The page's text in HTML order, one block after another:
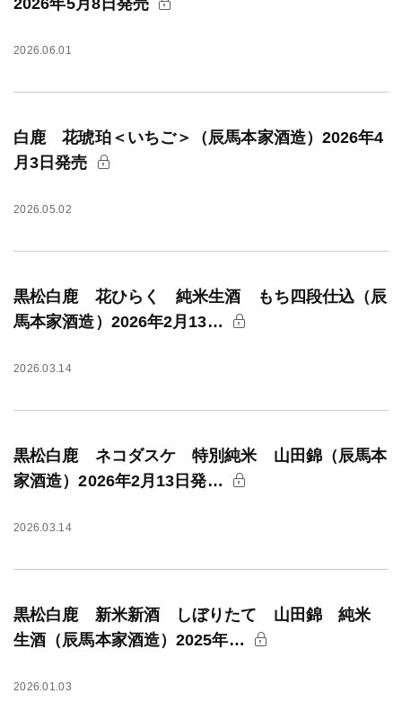
2026年5月8日発売
2026.06.01
白鹿 花琥珀＜いちご＞（辰馬本家酒造）2026年4
月3日発売
2026.05.02
黒松白鹿 花ひらく 純米生酒 もち四段仕込（辰
馬本家酒造）2026年2月13…
2026.03.14
黒松白鹿 ネコダスケ 特別純米 山田錦（辰馬本
家酒造）2026年2月13日発…
2026.03.14
黒松白鹿 新米新酒 しぼりたて 山田錦 純米
生酒（辰馬本家酒造）2025年…
2026.01.03